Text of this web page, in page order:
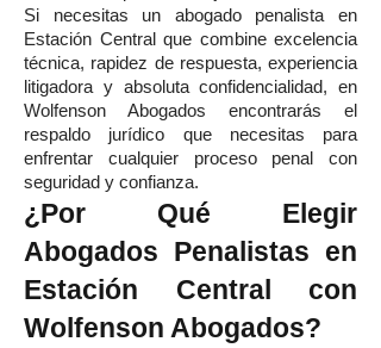
Si necesitas un abogado penalista en
Estación Central que combine excelencia
técnica, rapidez de respuesta, experiencia
litigadora y absoluta confidencialidad, en
Wolfenson Abogados encontrarás el
respaldo jurídico que necesitas para
enfrentar cualquier proceso penal con
seguridad y confianza.
¿Por Qué Elegir
Abogados Penalistas en
Estación Central con
Wolfenson Abogados?